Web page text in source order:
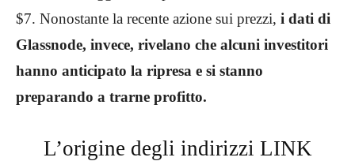
$7. Nonostante la recente azione sui prezzi, i dati di
Glassnode, invece, rivelano che alcuni investitori
hanno anticipato la ripresa e si stanno
preparando a trarne profitto.
L’origine degli indirizzi LINK